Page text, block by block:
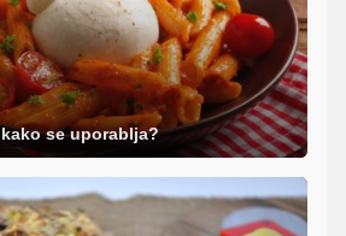
se uporablja?